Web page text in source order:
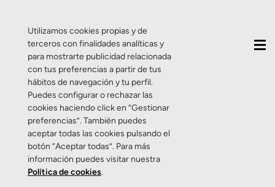
Etiqueta:Gafas
cosmopolita
Productos Salud Visual
Utilizamos cookies propias y de
terceros con finalidades analíticas y
para mostrarte publicidad relacionada
con tus preferencias a partir de tus
hábitos de navegación y tu perfil.
Puedes configurar o rechazar las
cookies haciendo click en “Gestionar
preferencias”. También puedes
aceptar todas las cookies pulsando el
botón “Aceptar todas”. Para más
información puedes visitar nuestra
Política de cookies.